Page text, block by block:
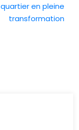
en pleine
transformation